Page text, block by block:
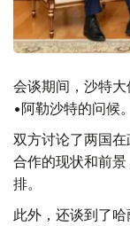
会谈期间，沙特
•阿勒沙特的问候。
双方讨论了两国
合作的现状和前
排。
此外，还谈到了